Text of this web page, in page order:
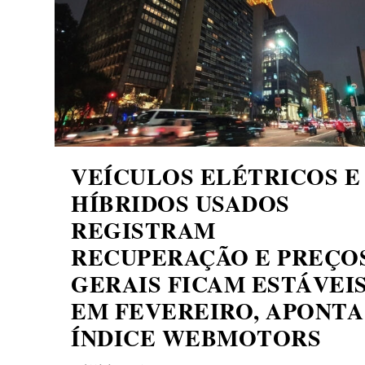
VEÍCULOS ELÉTRICOS E
HÍBRIDOS USADOS
REGISTRAM
RECUPERAÇÃO E
GERAIS FICAM
EM FEVEREIRO, APONTA
ÍNDICE WEBMOTORS